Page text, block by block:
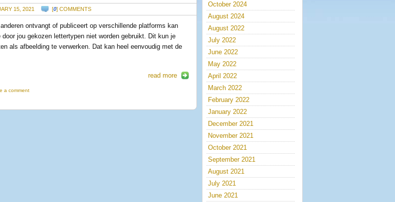
15, 2021 [0] COMMENTS
ontvangt of publiceert op verschillende platforms kan
door jou gekozen lettertypen niet worden gebruikt. Dit kun je
als afbeelding te verwerken. Dat kan heel eenvoudig met de
read more
a comment
October 2024
August 2024
August 2022
July 2022
June 2022
May 2022
April 2022
March 2022
February 2022
January 2022
December 2021
November 2021
October 2021
September 2021
August 2021
July 2021
June 2021